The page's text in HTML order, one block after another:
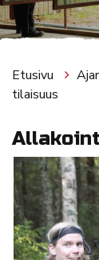
Etusivu
tilaisuus